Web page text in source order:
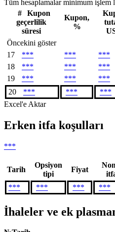
Tüm hesaplamalar minimum işlem
#
Kupon
geçerlilik
süresi
Kupon,
%
Öncekini göster
17
*** *** ***
18
*** *** ***
19
*** *** ***
20
*** *** ***
Excel'e Aktar
Erken itfa koşulları
***
Tarih
Opsiyon
tipi
Fiyat
***
*** *** ***
İhaleler ve ek